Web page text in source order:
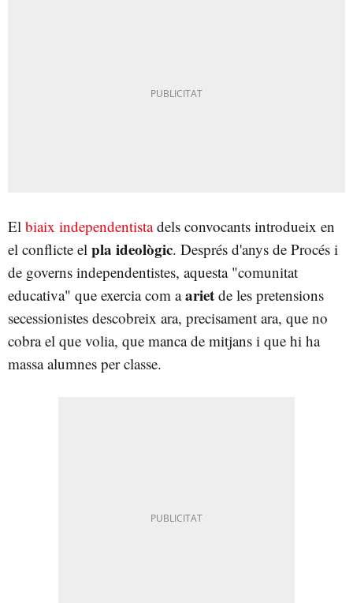
El biaix independentistadels convocants introdueix en
el conflicte el pla ideològic. Després d'anys de Procés i
de governs independentistes, aquesta "comunitat
educativa" que exercia com aariet de les pretensions
secessionistes descobreix ara, precisament ara, que no
cobra el que volia, que manca de mitjans i que hi ha
massa alumnes per classe.